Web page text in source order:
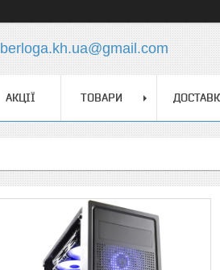
berloga.kh.ua@gmail.com
АКЦІЇ ТОВАРИ